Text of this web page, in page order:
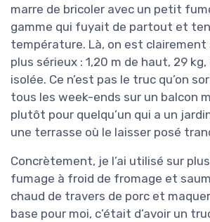
marre de bricoler avec un petit
gamme qui fuyait de partout et
température. Là, on est clairement
plus sérieux : 1,20 m de haut, 29
isolée. Ce n’est pas le truc qu’on
tous les week-ends sur un balcon
plutôt pour quelqu’un qui a un
une terrasse où le laisser posé
Concrètement, je l’ai utilisé sur
fumage à froid de fromage et
chaud de travers de porc et
base pour moi, c’était d’avoir un